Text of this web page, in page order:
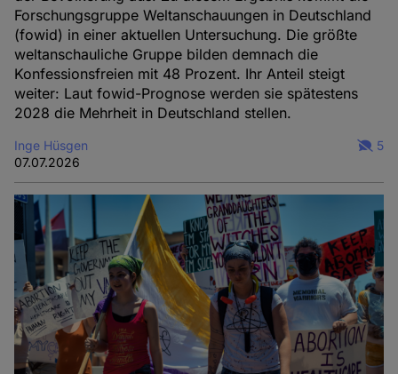
Forschungsgruppe Weltanschauungen in Deutschland
(fowid) in einer aktuellen Untersuchung. Die größte
weltanschauliche Gruppe bilden demnach die
Konfessionsfreien mit 48 Prozent. Ihr Anteil steigt
weiter: Laut fowid-Prognose werden sie spätestens
2028 die Mehrheit in Deutschland stellen.
Inge Hüsgen
07.07.2026
5